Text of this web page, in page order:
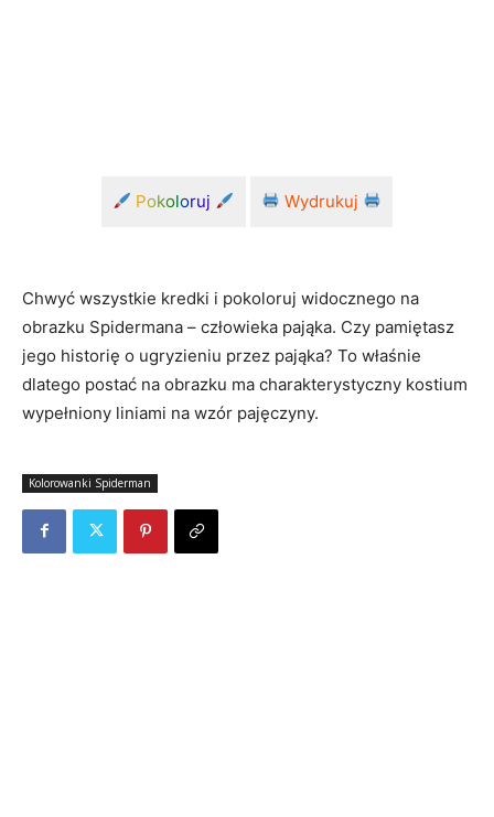
Pokoloruj Wydrukuj
Chwyć wszystkie kredki i pokoloruj widocznego na
obrazku Spidermana – człowieka pająka. Czy pamiętasz
jego historię o ugryzieniu przez pająka? To właśnie
dlatego postać na obrazku ma charakterystyczny kostium
wypełniony liniami na wzór pajęczyny.
Kolorowanki Spiderman